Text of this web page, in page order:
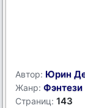
Автор: Юрин
Жанр: Фэнтези
Страниц: 143